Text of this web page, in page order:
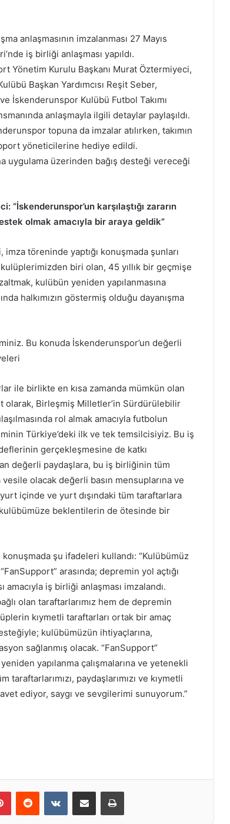
anlaşmasının imzalanması 27 Mayıs
iş birliği anlaşması yapıldı.
Yönetim Kurulu Başkanı Murat Öztermiyeci,
Başkan Yardımcısı Reşit Seber,
İskenderunspor Kulübü Futbol Takımı
anlaşmayla ilgili detaylar paylaşıldı.
topuna da imzalar atılırken, takımın
yöneticilerine hediye edildi.
uygulama üzerinden bağış desteği vereceği
karşılaştığı zararın
olmak amacıyla bir araya geldik”
töreninde yaptığı konuşmada şunları
biri olan, 45 yıllık bir geçmişe
kulübün yeniden yapılanmasına
halkımızın göstermiş olduğu dayanışma
Bu konuda İskenderunspor’un değerli
ile birlikte en kısa zamanda mümkün olan
olarak, Birleşmiş Milletler’in Sürdürülebilir
rol almak amacıyla futbolun
Türkiye’deki ilk ve tek temsilcisiyiz. Bu iş
gerçekleşmesine de katkı
değerli paydaşlara, bu iş birliğinin tüm
olacak değerli basın mensuplarına ve
içinde ve yurt dışındaki tüm taraftarlara
kulübümüze beklentilerin de ötesinde bir
şu ifadeleri kullandı: “Kulübümüz
arasında; depremin yol açtığı
iş birliği anlaşması imzalandı.
olan taraftarlarımız hem de depremin
kıymetli taraftarları ortak bir amaç
kulübümüzün ihtiyaçlarına,
sağlanmış olacak. “FanSupport”
yapılanma çalışmalarına ve yetenekli
paydaşlarımızı ve kıymetli
ediyor, saygı ve sevgilerimi sunuyorum.”
PinterestReddit VKontakteE-Posta ile paylaş Yazdır